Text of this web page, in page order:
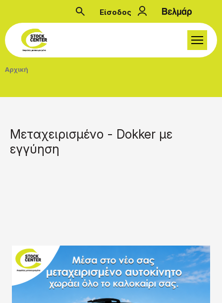
Παράκαμψη προς το κυρίως περιεχόμενο
Μενού
Είσοδος
Breadcrumb
Αρχική
Μεταχειρισμένο - Dokker με
εγγύηση